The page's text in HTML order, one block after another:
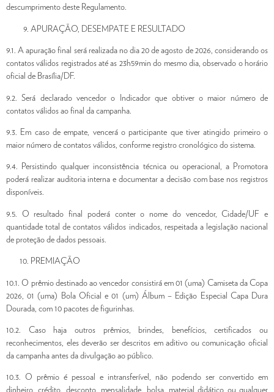
descumprimento deste Regulamento.
APURAÇÃO, DESEMPATE E RESULTADO
9.1. A apuração final será realizada no dia 20 de agosto de 2026, considerando os
contatos válidos registrados até as 23h59min do mesmo dia, observado o horário
oficial de Brasília/DF.
9.2. Será declarado vencedor o Indicador que obtiver o maior número de
contatos válidos ao final da campanha.
9.3. Em caso de empate, vencerá o participante que tiver atingido primeiro o
maior número de contatos válidos, conforme registro cronológico do sistema.
9.4. Persistindo qualquer inconsistência técnica ou operacional, a Promotora
poderá realizar auditoria interna e documentar a decisão com base nos registros
disponíveis.
9.5. O resultado final poderá conter o nome do vencedor, Cidade/UF e
quantidade total de contatos válidos indicados, respeitada a legislação nacional
de proteção de dados pessoais.
PREMIAÇÃO
10.1. O prêmio destinado ao vencedor consistirá em 01 (uma) Camiseta da Copa
2026, 01 (uma) Bola Oficial e 01 (um) Álbum – Edição Especial Capa Dura
Dourada, com 10 pacotes de figurinhas.
10.2. Caso haja outros prêmios, brindes, benefícios, certificados ou
reconhecimentos, eles deverão ser descritos em aditivo ou comunicação oficial
da campanha antes da divulgação ao público.
10.3. O prêmio é pessoal e intransferível, não podendo ser convertido em